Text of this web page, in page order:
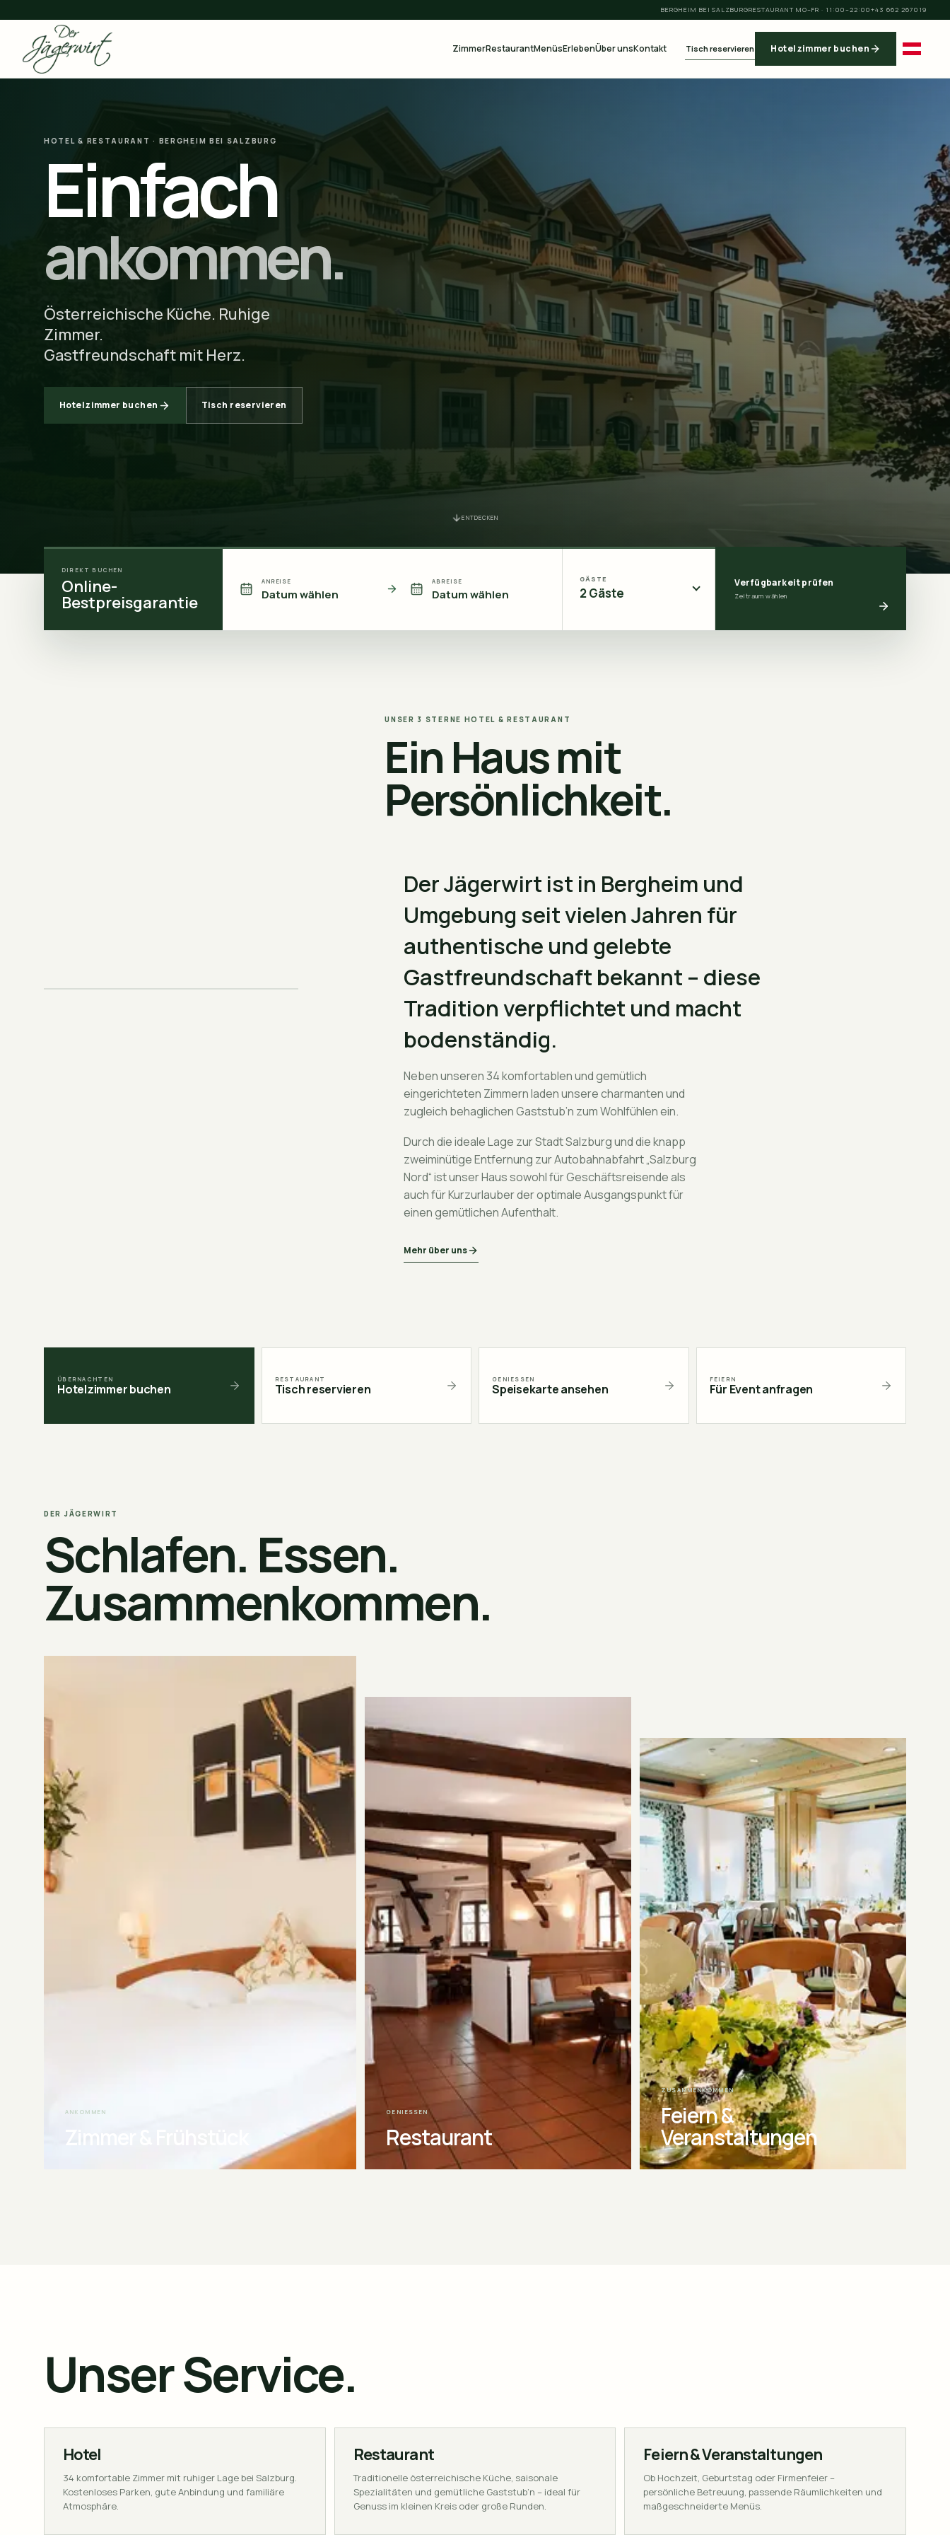
BERGHEIM BEI SALZBURGRESTAURANT MO–FR · 11:00–22:00+43 662 267019
ZimmerRestaurantMenüsErlebenÜber unsKontakt Tisch reservieren Hotelzimmer buchen
HOTEL & RESTAURANT · BERGHEIM BEI SALZBURG
Einfach
ankommen.
Österreichische Küche. Ruhige
Zimmer.
Gastfreundschaft mit Herz.
Hotelzimmer buchen Tisch reservieren
ENTDECKEN
DIREKT BUCHEN
Online-
Bestpreisgarantie
ANREISE
Datum wählen
ABREISE
Datum wählen
GÄSTE
2Gäste
Verfügbarkeit prüfen
Zeitraum wählen
UNSER 3 STERNE HOTEL & RESTAURANT
Ein Haus mit
Persönlichkeit.
Der Jägerwirt ist in Bergheim und
Umgebung seit vielen Jahren für
authentische und gelebte
Gastfreundschaft bekannt – diese
Tradition verpflichtet und macht
bodenständig.
Neben unseren 34 komfortablen und gemütlich
eingerichteten Zimmern laden unsere charmanten und
zugleich behaglichen Gaststub’n zum Wohlfühlen ein.
Durch die ideale Lage zur Stadt Salzburg und die knapp
zweiminütige Entfernung zur Autobahnabfahrt „Salzburg
Nord“ ist unser Haus sowohl für Geschäftsreisende als
auch für Kurzurlauber der optimale Ausgangspunkt für
einen gemütlichen Aufenthalt.
Mehr über uns
ÜBERNACHTEN
Hotelzimmer buchen
RESTAURANT
Tisch reservieren
GENIESSEN
Speisekarte ansehen
FEIERN
Für Event anfragen
DER JÄGERWIRT
Schlafen. Essen.
Zusammenkommen.
ANKOMMEN
Zimmer & Frühstück
GENIESSEN
Restaurant
ZUSAMMENKOMMEN
Feiern &
Veranstaltungen
Unser Service.
Hotel
34 komfortable Zimmer mit ruhiger Lage bei Salzburg.
Kostenloses Parken, gute Anbindung und familiäre
Atmosphäre.
Restaurant
Traditionelle österreichische Küche, saisonale
Spezialitäten und gemütliche Gaststub’n – ideal für
Genuss im kleinen Kreis oder große Runden.
Feiern & Veranstaltungen
Ob Hochzeit, Geburtstag oder Firmenfeier –
persönliche Betreuung, passende Räumlichkeiten und
maßgeschneiderte Menüs.